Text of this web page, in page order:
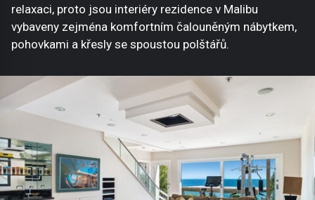
relaxaci, proto jsou interiéry rezidence v Malibu
vybaveny zejména komfortním čalouněným nábytkem,
pohovkami a křesly se spoustou polštářů.